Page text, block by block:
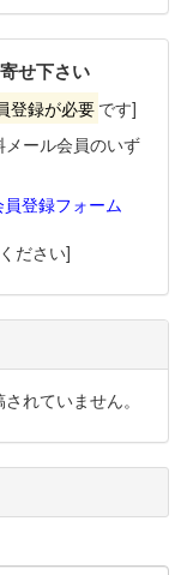
せ下さい
登録が必要 です]
ール会員のいず
登録フォーム
ださい]
れていません。